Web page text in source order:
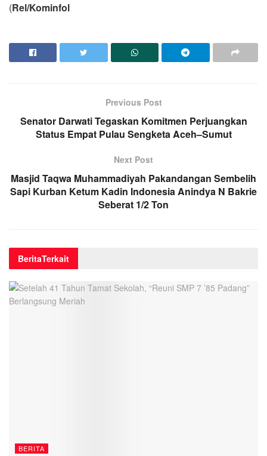
(Rel/Kominfol
Previous Post
Senator Darwati Tegaskan Komitmen Perjuangkan
Status Empat Pulau Sengketa Aceh–Sumut
Next Post
Masjid Taqwa Muhammadiyah Pakandangan Sembelih
Sapi Kurban Ketum Kadin Indonesia Anindya N Bakrie
Seberat 1/2 Ton
BeritaTerkait
BERITA